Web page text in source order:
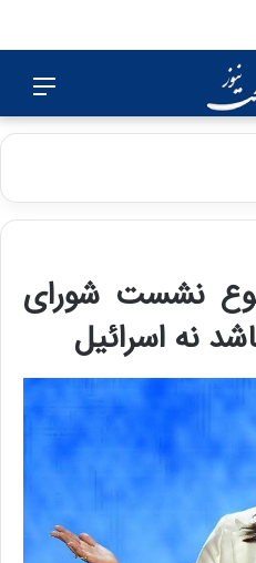
نشست شورای
نه اسرائیل